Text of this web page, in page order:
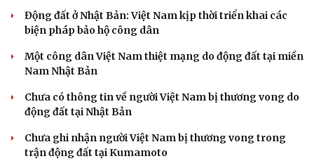
Vì cộng đồng
Chuyển đổi số
Động đất ở Nhật Bản: Việt Nam kịp thời triển khai các
biện pháp bảo hộ công dân
Một công dân Việt Nam thiệt mạng do động đất tại miền
Nam Nhật Bản
Chưa có thông tin về người Việt Nam bị thương vong do
động đất tại Nhật Bản
Chưa ghi nhận người Việt Nam bị thương vong trong
trận động đất tại Kumamoto